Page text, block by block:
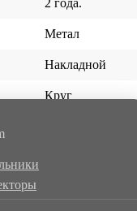
2 года.
Метал
Накладной
Круг